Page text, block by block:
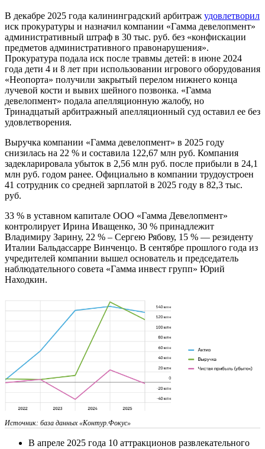
В декабре 2025 года калининградский арбитраж удовлетворил
иск прокуратуры и назначил компании «Гамма девелопмент»
административный штраф в 30 тыс. руб. без «конфискации
предметов административного правонарушения».
Прокуратура подала иск после травмы детей: в июне 2024
года дети 4 и 8 лет при использовании игрового оборудования
«Неопорта» получили закрытый перелом нижнего конца
лучевой кости и вывих шейного позвонка. «Гамма
девелопмент» подала апелляционную жалобу, но
Тринадцатый арбитражный апелляционный суд оставил ее без
удовлетворения.
Выручка компании «Гамма девелопмент» в 2025 году
снизилась на 22 % и составила 122,67 млн руб. Компания
задекларировала убыток в 2,56 млн руб. после прибыли в 24,1
млн руб. годом ранее. Официально в компании трудоустроен
41 сотрудник со средней зарплатой в 2025 году в 82,3 тыс.
руб.
33 % в уставном капитале ООО «Гамма Девелопмент»
контролирует Ирина Иващенко, 30 % принадлежит
Владимиру Зарину, 22 % – Сергею Рябову, 15 % — резиденту
Италии Бальдассарре Винченцо. В сентябре прошлого года из
учредителей компании вышел основатель и председатель
наблюдательного совета «Гамма инвест групп» Юрий
Находкин.
Источник: база данных «Контур.Фокус»
В апреле 2025 года 10 аттракционов развлекательного